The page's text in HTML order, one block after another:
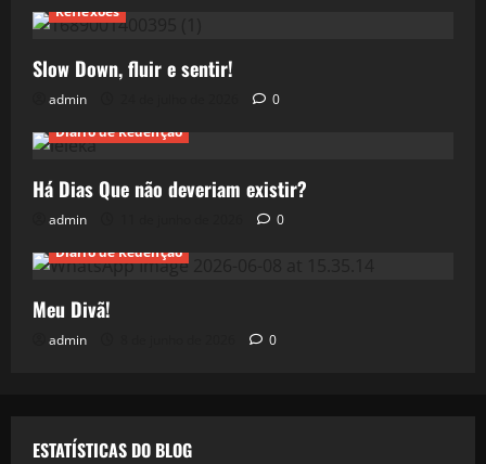
Reflexões
Slow Down, fluir e sentir!
admin
0
Diário de Redenção
Há Dias Que não deveriam existir?
admin
0
Diário de Redenção
Meu Divã!
admin 0
ESTATÍSTICAS DO BLOG